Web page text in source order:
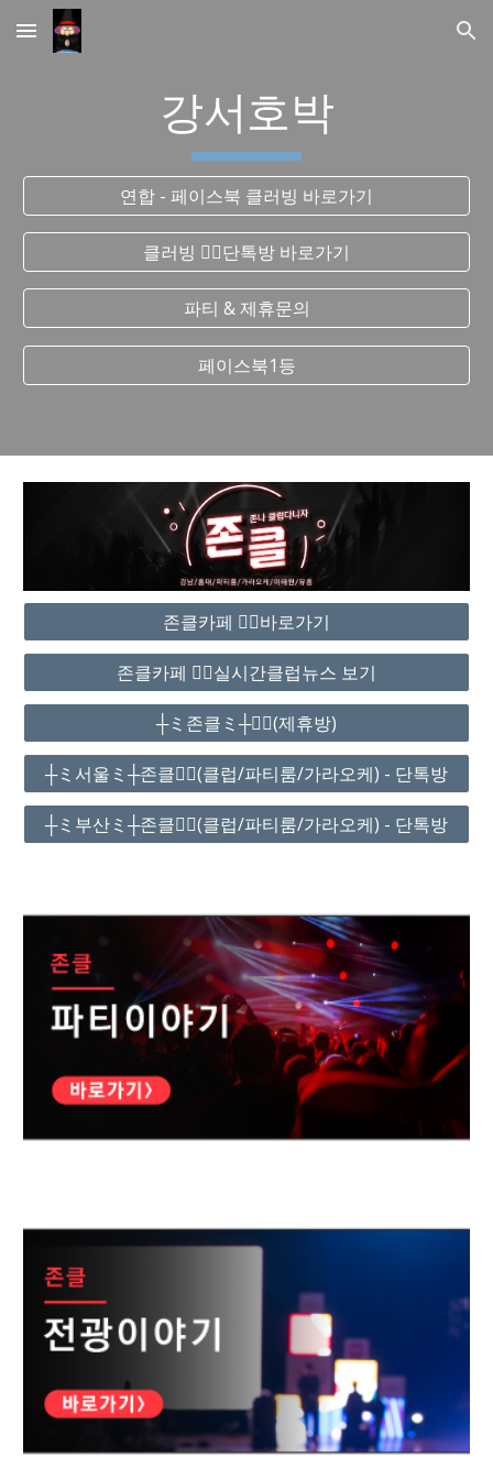
Skip to main content Skip to navigation
강서호박
연합 - 페이스북 클러빙 바로가기
클러빙 ❤️‍🔥단톡방 바로가기
파티 & 제휴문의
페이스북1등
존클카페 ❤️‍🔥바로가기
존클카페 ❤️‍🔥실시간클럽뉴스 보기
┼ミ존클ミ┼❤️‍🔥(제휴방)
┼ミ서울ミ┼존클❤️‍🔥(클럽/파티룸/가라오케) - 단톡방
┼ミ부산ミ┼존클❤️‍🔥(클럽/파티룸/가라오케) - 단톡방